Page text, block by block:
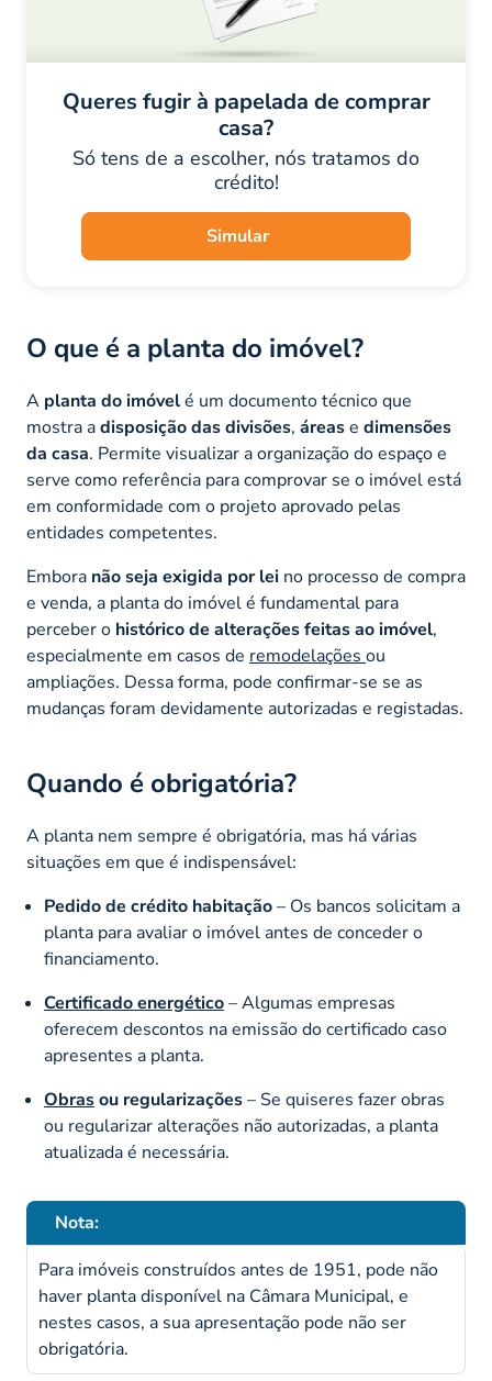
Queres fugir à papelada de comprar
casa?
Só tens de a escolher, nós tratamos do
crédito!
Simular
O que é a planta do imóvel?
A planta do imóvelé um documento técnico que
mostra adisposição das divisões, árease dimensões
da casa. Permite visualizar a organização do espaço e
serve como referência para comprovar se o imóvel está
em conformidade com o projeto aprovado pelas
entidades competentes.
Embora não seja exigida por lei no processo de compra
e venda, a planta do imóvel é fundamental para
perceber o histórico de alterações feitas ao imóvel,
especialmente em casos de remodelações ou
ampliações. Dessa forma, pode confirmar-se se as
mudanças foram devidamente autorizadas e registadas.
Quando é obrigatória?
A planta nem sempre é obrigatória, mas há várias
situações em que é indispensável:
Pedido de crédito habitação– Os bancos solicitam a
planta para avaliar o imóvel antes de conceder o
financiamento.
Certificado energético–Algumas empresas
oferecem descontos na emissão do certificado caso
apresentes a planta.
Obrasou regularizações– Se quiseres fazer obras
ou regularizar alterações não autorizadas, a planta
atualizada é necessária.
Nota:
Para imóveis construídos antes de 1951, pode não
haver planta disponível na Câmara Municipal, e
nestes casos, a sua apresentação pode não ser
obrigatória.